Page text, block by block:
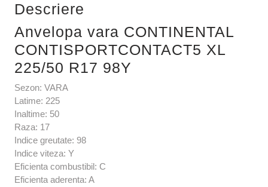
Descriere
Anvelopa vara CONTINENTAL
CONTISPORTCONTACT5 XL
225/50 R17 98Y
Sezon: VARA
Latime: 225
Inaltime: 50
Raza: 17
Indice greutate: 98
Indice viteza: Y
Eficienta combustibil: C
Eficienta aderenta: A